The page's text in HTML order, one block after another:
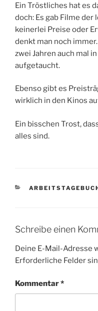
Ein Tröstliches hat es
doch: Es gab Filme der
keinerlei Preise oder
denkt man noch
zwei Jahren auch mal
aufgetaucht.
Ebenso gibt es
wirklich in den Kinos
Ein bisschen Trost,
alles sind.
KATEGORIEN
Schreibe einen
Deine E-Mail-Adresse
Erforderliche Felder
Kommentar*